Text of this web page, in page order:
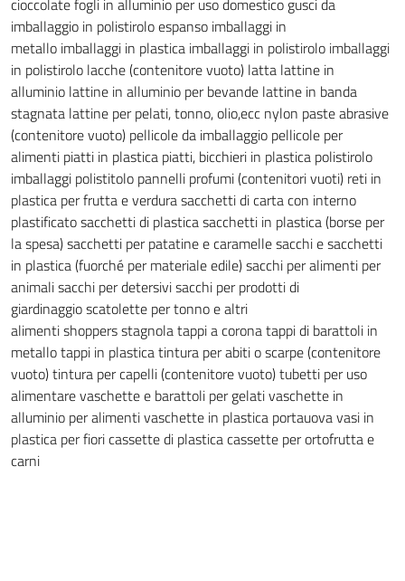
cioccolatefogli in alluminio per uso domestico gusci da
imballaggio in polistirolo espanso imballaggi in
metallo imballaggi in plastica imballaggi in polistirolo imballaggi
in polistirolo lacche (contenitore vuoto) latta lattine in
alluminio lattine in alluminio per bevande lattine in banda
stagnata lattine per pelati, tonno, olio,ecc nylon paste abrasive
(contenitore vuoto) pellicole da imballaggio pellicole per
alimenti piatti in plastica piatti, bicchieri in plastica polistirolo
imballaggi polistitolo pannelli profumi (contenitori vuoti) reti in
plastica per frutta e verdurasacchetti di carta con interno
plastificatosacchetti di plasticasacchetti in plastica (borse per
la spesa)sacchetti per patatine e caramellesacchi e sacchetti
in plastica (fuorché per materiale edile)sacchi per alimenti per
animalisacchi per detersivisacchi per prodotti di
giardinaggioscatolette per tonno e altri
alimentishoppersstagnolatappi a coronatappi di barattoli in
metallotappi in plasticatintura per abiti o scarpe (contenitore
vuoto)tintura per capelli (contenitore vuoto)tubetti per uso
alimentarevaschette e barattoli per gelativaschette in
alluminio per alimentivaschette in plastica portauovavasi in
plastica per fioricassette di plasticacassette per ortofrutta e
carni